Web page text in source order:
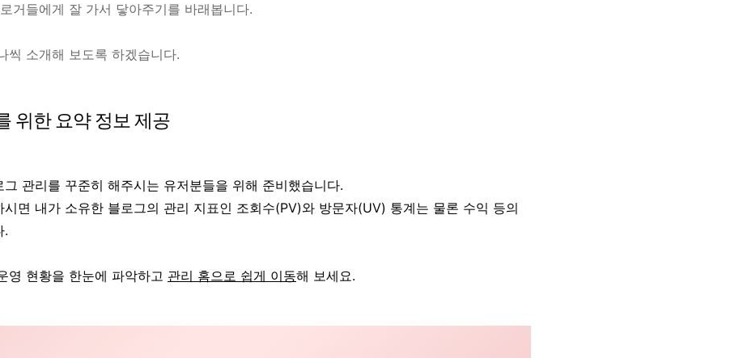
거들에게 잘 가서 닿아주기를 바래봅니다.
씩 소개해 보도록 하겠습니다.
위한 요약 정보 제공
관리를 꾸준히 해주시는 유저분들을 위해 준비했습니다.
시면 내가 소유한 블로그의 관리 지표인 조회수(PV)와 방문자(UV) 통계는 물론 수익 등의
.
영 현황을 한눈에 파악하고 관리 홈으로 쉽게 이동해 보세요.